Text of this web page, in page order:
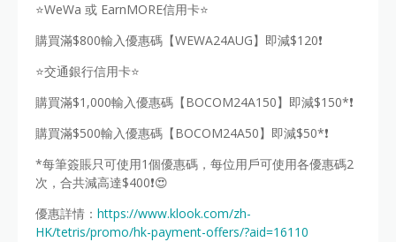
⭐WeWa 或 EarnMORE信用卡⭐
購買滿$800輸入優惠碼【WEWA24AUG】即減$120❗
⭐交通銀行信用卡⭐
購買滿$1,000輸入優惠碼【BOCOM24A150】即減$150*❗
購買滿$500輸入優惠碼【BOCOM24A50】即減$50*❗
*每筆簽賬只可使用1個優惠碼，每位用戶可使用各優惠碼2
次，合共減高達$400❗😍
優惠詳情： https://www.klook.com/zh-
HK/tetris/promo/hk-payment-offers/?aid=16110